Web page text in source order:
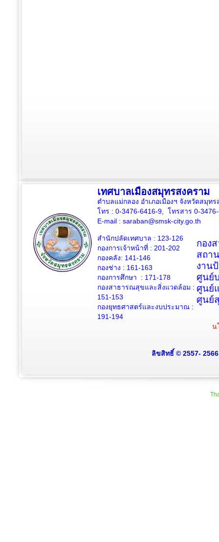
เทศบาลเมืองสมุทรสงคราม
ตำบลแม่กลอง อำเภอเมืองฯ จังหวัดสมุท
โทร : 0-3476-6416-9, โทรสาร 0-
E-mail : saraban@smsk-city.go.th
สำนักปลัดเทศบาล : 123-126
กองการเจ้าหน้าที่ : 201-202
กองคลัง: 141-146
กองช่าง : 161-163
กองการศึกษา : 171-178
กองสาธารณสุขและสิ่งแวดล้อม :
151-153
กองยุทธศาสตร์และงบประมาณ :
191-194
กอง
สถา
งาน
ศูนย์
ศูนย์
ศูนย์
น
ลิขสิทธิ์ © 2557-